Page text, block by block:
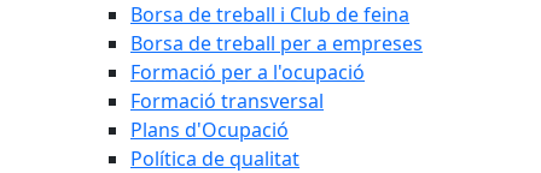
Borsa de treball i Club de feina
Borsa de treball per a empreses
Formació per a l'ocupació
Formació transversal
Plans d'Ocupació
Política de qualitat